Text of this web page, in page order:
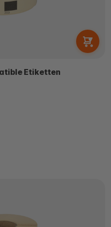
Etiketten